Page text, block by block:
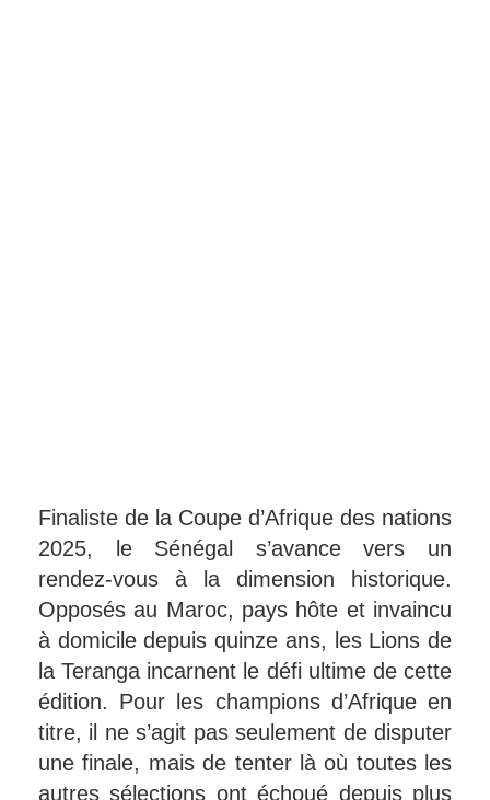
Finaliste de la Coupe d’Afrique des nations
2025, le Sénégal s’avance vers un
rendez-vous à la dimension historique.
Opposés au Maroc, pays hôte et invaincu
à domicile depuis quinze ans, les Lions de
la Teranga incarnent le défi ultime de cette
édition. Pour les champions d’Afrique en
titre, il ne s’agit pas seulement de disputer
une finale, mais de tenter là où toutes les
autres sélections ont échoué depuis plus